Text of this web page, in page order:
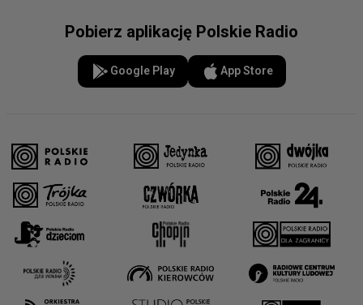
Pobierz aplikację Polskie Radio
Google Play App Store